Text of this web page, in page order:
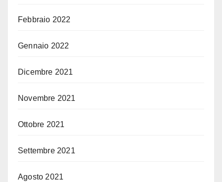
Febbraio 2022
Gennaio 2022
Dicembre 2021
Novembre 2021
Ottobre 2021
Settembre 2021
Agosto 2021